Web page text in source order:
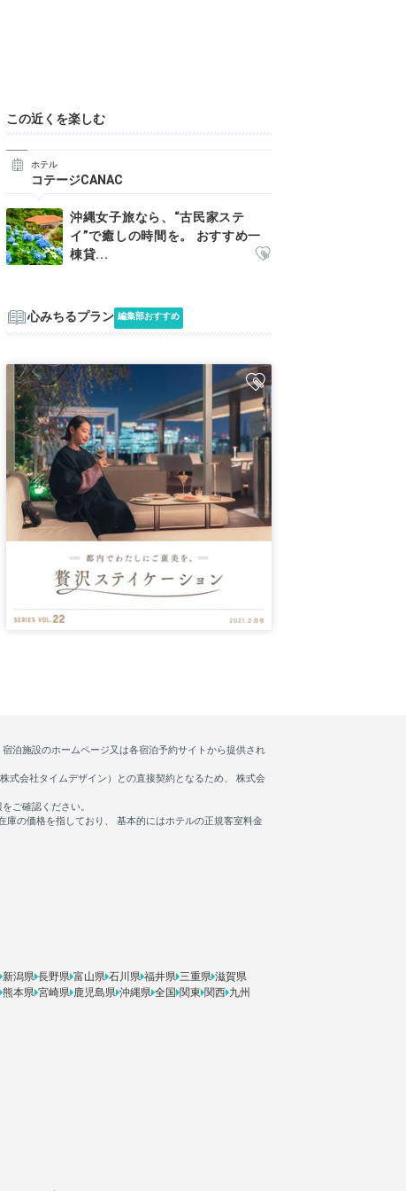
この近くを楽しむ
ホテル
コテージCANAC
沖縄女子旅なら、“古民家ステ
イ”で癒しの時間を。 おすすめ一
棟貸...
心みちるプラン 編集部おすすめ
新潟県 長野県 富山県 石川県 福井県 三重県 滋賀県
熊本県 宮崎県 鹿児島県 沖縄県 全国 関東 関西 九州